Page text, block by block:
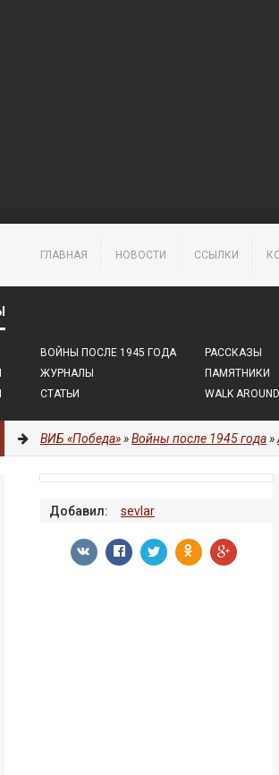
ГЛАВНАЯ НОВОСТИ ССЫЛКИ
ВОЙНЫ ПОСЛЕ 1945 ГОДА
ЖУРНАЛЫ
СТАТЬИ
РАССКАЗЫ
ПАМЯТНИКИ
WALK AROUND
ВИБ «Победа»»Войны после 1945 года»
Добавил: sevlar